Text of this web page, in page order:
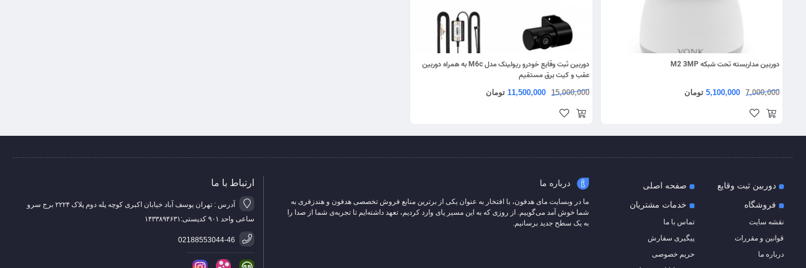
دوربین مداربسته تحت شبکه M2 3MP
7,000,000
5,100,000 تومان
دوربین ثبت وقایع خودرو ریولینک مدل M6c به همراه دوربین
عقب و کیت برق مستقیم
15,000,000
11,500,000 تومان
دوربین ثبت وقایع
صفحه اصلی
فروشگاه
نقشه سایت
قوانین و مقررات
درباره ما
خدمات مشتریان
تماس با ما
پیگیری سفارش
حریم خصوصی
درباره ما
ما در وبسایت مای هدفون، با افتخار به عنوان یکی از برترین منابع فروش تخصصی هدفون و هندزفری به
شما خوش آمد می‌گوییم. از روزی که به این مسیر پای وارد کردیم، تعهد داشته‌ایم تا تجربه‌ی شما از صدا را
به یک سطح جدید برسانیم.
ارتباط با ما
آدرس : تهران یوسف آباد خیابان اکبری کوچه پله دوم پلاک ۲۲۲۴ برج سرو
ساعی واحد ۹۰۱ کدپستی:۱۴۳۳۸۹۴۶۳۱
02188553044-46